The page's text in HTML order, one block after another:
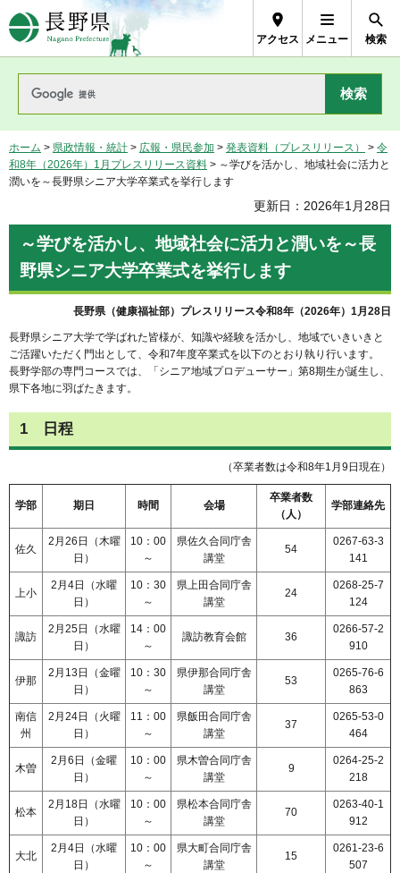
長野県Nagano Prefecture
アクセス メニュー 検索
ホーム > 県政情報・統計 > 広報・県民参加 > 発表資料（プレスリリース） > 令
和8年（2026年）1月プレスリリース資料 > ～学びを活かし、地域社会に活力と
潤いを～長野県シニア大学卒業式を挙行します
更新日：2026年1月28日
～学びを活かし、地域社会に活力と潤いを～長
野県シニア大学卒業式を挙行します
長野県（健康福祉部）プレスリリース令和8年（2026年）1月28日
長野県シニア大学で学ばれた皆様が、知識や経験を活かし、地域でいきいきと
ご活躍いただく門出として、令和7年度卒業式を以下のとおり執り行います。
長野学部の専門コースでは、「シニア地域プロデューサー」第8期生が誕生し、
県下各地に羽ばたきます。
1 日程
（卒業者数は令和8年1月9日現在）
学部 期日 時間 会場
卒業者数
（人）
学部連絡先
佐久
2月26日（木曜
日）
10：00
～
県佐久合同庁舎
講堂
54
0267-63-3
141
上小
2月4日（水曜
日）
10：30
～
県上田合同庁舎
講堂
24
0268-25-7
124
諏訪
2月25日（水曜
日）
14：00
～
諏訪教育会館 36
0266-57-2
910
伊那
2月13日（金曜
日）
10：30
～
県伊那合同庁舎
講堂
53
0265-76-6
863
南信
州
2月24日（火曜
日）
11：00
～
県飯田合同庁舎
講堂
37
0265-53-0
464
木曽
2月6日（金曜
日）
10：00
～
県木曽合同庁舎
講堂
9
0264-25-2
218
松本
2月18日（水曜
日）
10：00
～
県松本合同庁舎
講堂
70
0263-40-1
912
大北
2月4日（水曜
日）
10：00
～
県大町合同庁舎
講堂
15
0261-23-6
507